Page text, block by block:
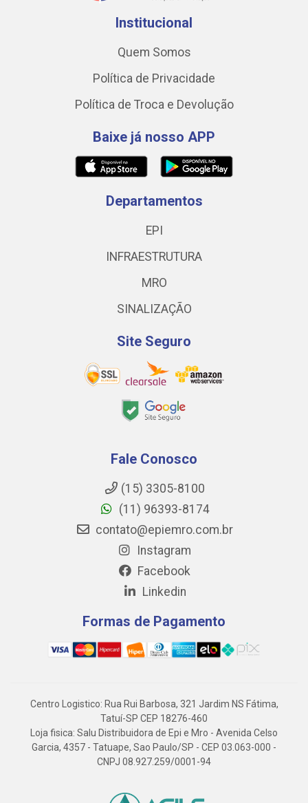
Institucional
Quem Somos
Política de Privacidade
Política de Troca e Devolução
Baixe já nosso APP
Departamentos
EPI
INFRAESTRUTURA
MRO
SINALIZAÇÃO
Site Seguro
Fale Conosco
(15) 3305-8100
(11) 96393-8174
contato@epiemro.com.br
Instagram
Facebook
Linkedin
Formas de Pagamento
Centro Logistico: Rua Rui Barbosa, 321 Jardim NS Fátima,
Tatuí-SP CEP 18276-460
Loja fisica: Salu Distribuidora de Epi e Mro - Avenida Celso
Garcia, 4357 - Tatuape, Sao Paulo/SP - CEP 03.063-000 -
CNPJ 08.927.259/0001-94